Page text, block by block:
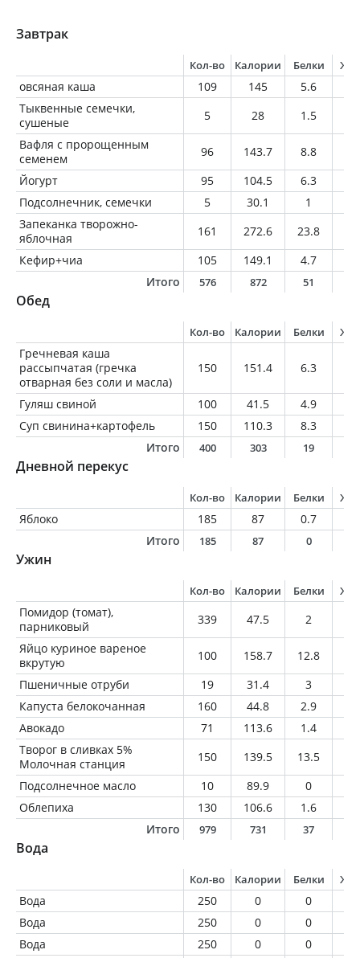
Завтрак
Кол-во Калории Белки
овсяная каша 109 145 5.6
Тыквенные семечки,
сушеные
5 28 1.5
Вафля с пророщенным
семенем
96 143.7 8.8
Йогурт
95 104.5 6.3
Подсолнечник, семечки
5 30.1 1
Запеканка творожно-
яблочная
161 272.6 23.8
Кефир+чиа
105 149.1 4.7
Итого
576 872 51
Обед
Кол-во Калории Белки
Гречневая каша
рассыпчатая (гречка
отварная без соли и масла)
150 151.4 6.3
Гуляш свиной 100 41.5 4.9
Суп свинина+картофель
150 110.3 8.3
Итого
400 303 19
Дневной перекус
Кол-во Калории Белки
Яблоко 185 87 0.7
Итого
185 87 0
Ужин
Кол-во Калории Белки
Помидор (томат),
парниковый
339 47.5 2
Яйцо куриное вареное
вкрутую
100 158.7 12.8
Пшеничные отруби
19 31.4 3
Капуста белокочанная
160 44.8 2.9
Авокадо
71 113.6 1.4
Творог в сливках 5%
Молочная станция
150 139.5 13.5
Подсолнечное масло
10 89.9 0
Облепиха
130 106.6 1.6
Итого
979 731 37
Вода
Кол-во Калории Белки
Вода 250 0 0
Вода
250 0 0
Вода
250 0 0